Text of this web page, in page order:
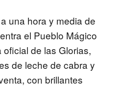
una hora y media de
el Pueblo Mágico
de las Glorias,
de leche de cabra y
con brillantes